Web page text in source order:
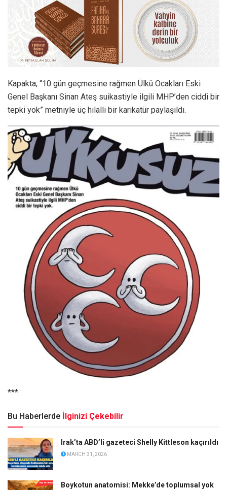
Kapakta; “10 gün geçmesine rağmen Ülkü Ocakları Eski
Genel Başkanı Sinan Ateş suikastiyle ilgili MHP’den ciddi bir
tepki yok” metniyle üç hilalli bir karikatür paylaşıldı.
***
Bu Haberlerde İlginizi Çekebilir
Irak’ta ABD’li gazeteci Shelly Kittleson kaçırıldı
MARCH 31, 2026
Boykotun anatomisi: Mekke’de toplumsal yok